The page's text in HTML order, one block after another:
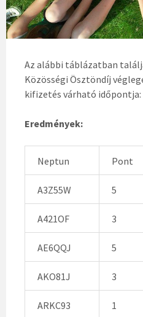
Az alábbi táblázatban
Közösségi Ösztöndíj
kifizetés várható időpontja:
Eredmények:
Neptun Pont
A3Z55W 5
A421OF 3
AE6QQJ 5
AKO81J 3
ARKC93 1